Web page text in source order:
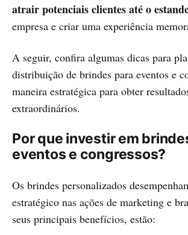
atrair potenciais clientes até o
empresa e criar uma experiência
A seguir, confira algumas dicas para
distribuição de brindes para eventos e
maneira estratégica para obter
extraordinários.
Por que investir em
eventos e congressos?
Os brindes personalizados
estratégico nas ações de marketing e
seus principais benefícios, estão: